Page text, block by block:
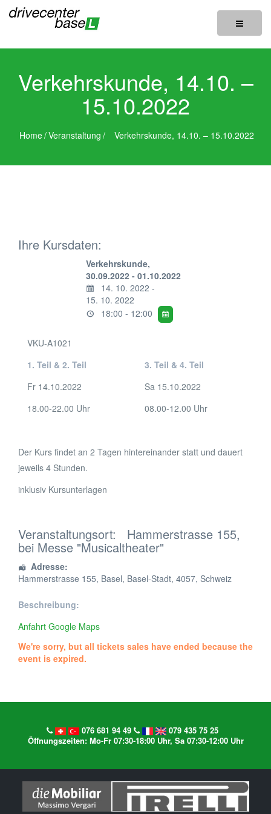
Toggle
Verkehrskunde, 14.10. –
15.10.2022
Home/Veranstaltung / Verkehrskunde, 14.10. – 15.10.2022
Ihre Kursdaten:
Verkehrskunde,
30.09.2022 - 01.10.2022
14. 10. 2022 -
15. 10. 2022
18:00 - 12:00
VKU-A1021
1. Teil & 2. Teil
Fr 14.10.2022
18.00-22.00 Uhr
3. Teil & 4. Teil
Sa 15.10.2022
08.00-12.00 Uhr
Der Kurs findet an 2 Tagen hintereinander statt und dauert
jeweils 4 Stunden.
inklusiv Kursunterlagen
Veranstaltungsort: Hammerstrasse 155,
bei Messe "Musicaltheater"
Adresse:
Hammerstrasse 155, Basel, Basel-Stadt, 4057, Schweiz
Beschreibung:
Anfahrt Google Maps
We're sorry, but all tickets sales have ended because the
event is expired.
076 681 94 49
079 435 75 25
Öffnungszeiten: Mo-Fr 07:30-18:00 Uhr, Sa 07:30-12:00 Uhr